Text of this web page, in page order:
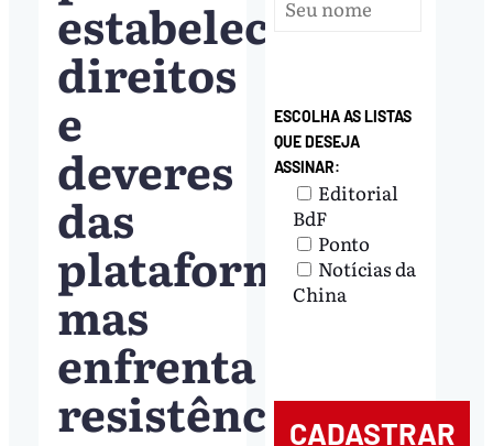
estabelecer
direitos
e
deveres
das
plataformas,
mas
enfrenta
resistências
ESCOLHA AS LISTAS
QUE DESEJA
ASSINAR:
Editorial
BdF
Ponto
Notícias da
China